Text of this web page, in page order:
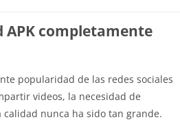
APK completamente
popularidad de las redes sociales
videos, la necesidad de
nunca ha sido tan grande.